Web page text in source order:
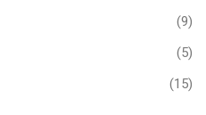
(9)
(5)
(15)